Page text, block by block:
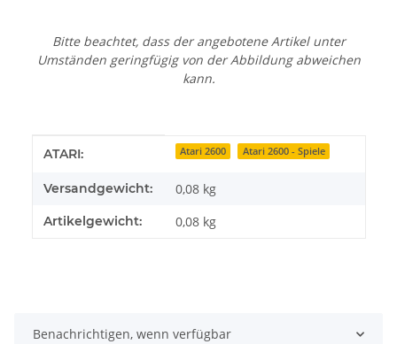
Bitte beachtet, dass der angebotene Artikel unter
Umständen geringfügig von der Abbildung abweichen
kann.
Produkteigenschaft
Wert
ATARI: Atari 2600 Atari 2600 - Spiele
Versandgewicht: 0,08 kg
Artikelgewicht: 0,08 kg
Benachrichtigen, wenn verfügbar